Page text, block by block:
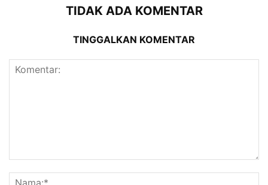
TIDAK ADA KOMENTAR
TINGGALKAN KOMENTAR